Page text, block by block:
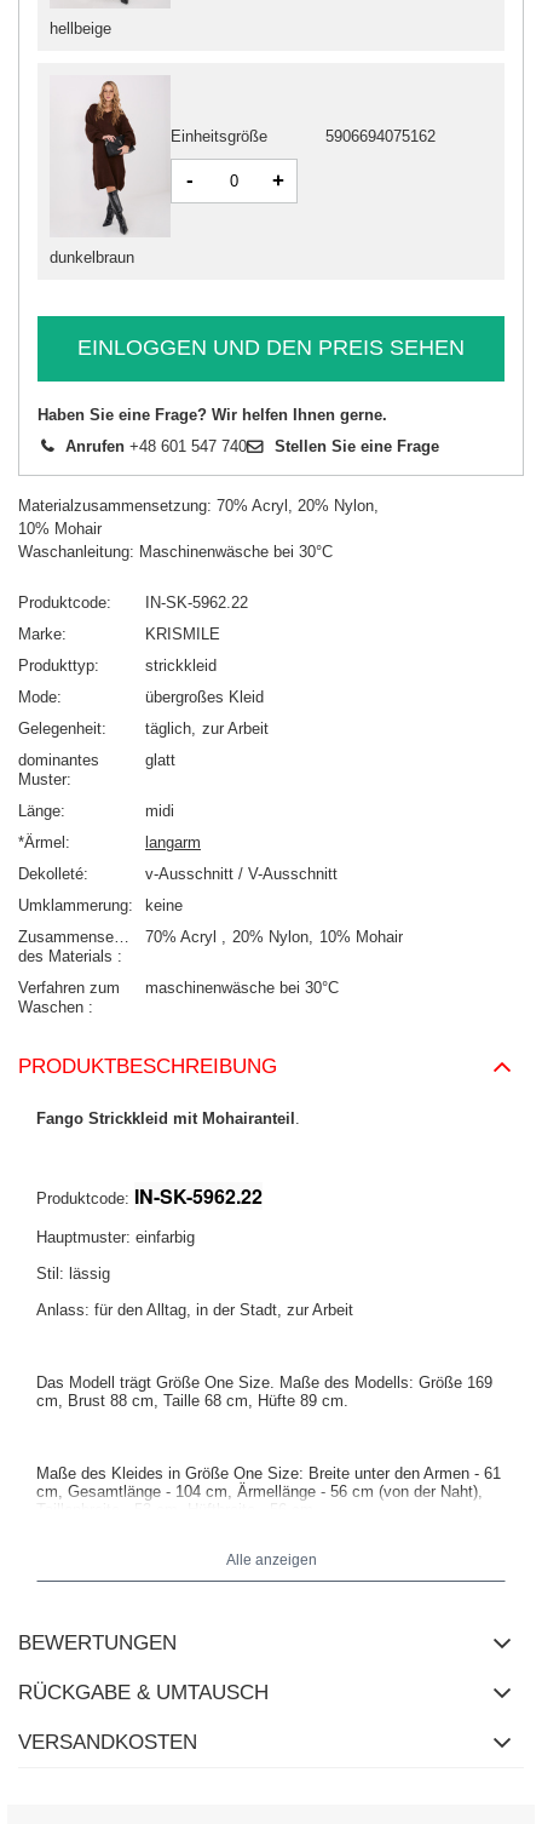
hellbeige
dunkelbraun
Einheitsgröße 5906694075162
- +
EINLOGGEN UND DEN PREIS SEHEN
Haben Sie eine Frage? Wir helfen Ihnen gerne.
Anrufen +48 601 547 740 Stellen Sie eine Frage
Materialzusammensetzung: 70% Acryl, 20% Nylon,
10% Mohair
Waschanleitung: Maschinenwäsche bei 30°C
Produktcode
IN-SK-5962.22
Marke
KRISMILE
Produkttyp
strickkleid
Mode
übergroßes Kleid
Gelegenheit
täglich zur Arbeit
dominantes
Muster
glatt
Länge
midi
*Ärmel
langarm
Dekolleté
v-Ausschnitt / V-Ausschnitt
Umklammerung
keine
Zusammensetzung
des Materials
70% Acryl 20% Nylon 10% Mohair
Verfahren zum
Waschen
maschinenwäsche bei 30°C
PRODUKTBESCHREIBUNG
Fango Strickkleid mit Mohairanteil
Produktcode: IN-SK-5962.22
Hauptmuster: einfarbig
Stil: lässig
Anlass: für den Alltag, in der Stadt, zur Arbeit
Das Modell trägt Größe One Size. Maße des Modells: Größe 169
cm, Brust 88 cm, Taille 68 cm, Hüfte 89 cm
Maße des Kleides in Größe One Size: Breite unter den Armen - 61
cm, Gesamtlänge - 104 cm, Ärmellänge - 56 cm (von der Naht),
Taillenbreite - 53 cm, Hüftbreite - 56 cm.
Alle anzeigen
BEWERTUNGEN
RÜCKGABE & UMTAUSCH
VERSANDKOSTEN